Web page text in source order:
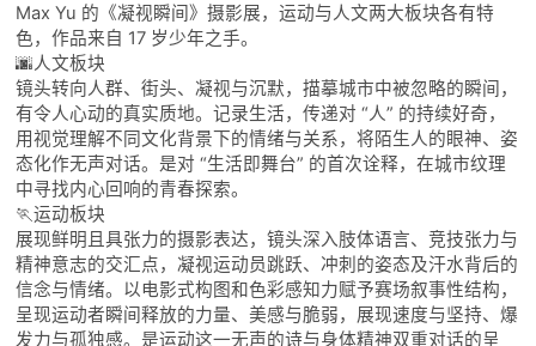
Max Yu 的《凝视瞬间》摄影展，运动与人文两大板块各有特
色，作品来自 17 岁少年之手。
🌆人文板块
镜头转向人群、街头、凝视与沉默，描摹城市中被忽略的瞬间，
有令人心动的真实质地。记录生活，传递对 “人” 的持续好奇，
用视觉理解不同文化背景下的情绪与关系，将陌生人的眼神、姿
态化作无声对话。是对 “生活即舞台” 的首次诠释，在城市纹理
中寻找内心回响的青春探索。
🏃运动板块
展现鲜明且具张力的摄影表达，镜头深入肢体语言、竞技张力与
精神意志的交汇点，凝视运动员跳跃、冲刺的姿态及汗水背后的
信念与情绪。以电影式构图和色彩感知力赋予赛场叙事性结构，
呈现运动者瞬间释放的力量、美感与脆弱，展现速度与坚持、爆
发力与孤独感。是运动这一无声的诗与身体精神双重对话的呈